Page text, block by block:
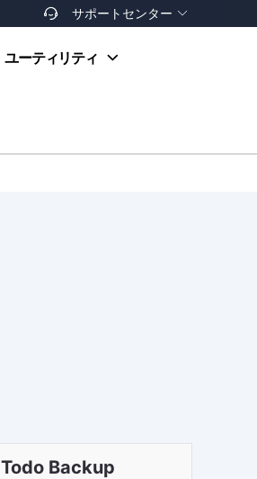
 サポートセンター 
お支払い方法
ユーティリティ
Todo Backup